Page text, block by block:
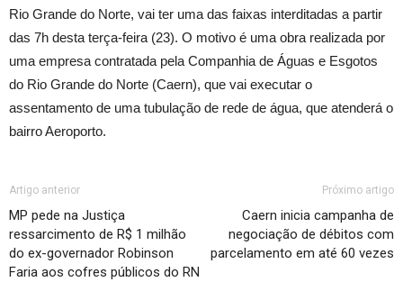
Rio Grande do Norte, vai ter uma das faixas interditadas a partir
das 7h desta terça-feira (23). O motivo é uma obra realizada por
uma empresa contratada pela Companhia de Águas e Esgotos
do Rio Grande do Norte (Caern), que vai executar o
assentamento de uma tubulação de rede de água, que atenderá o
bairro Aeroporto.
Artigo anterior
MP pede na Justiça
ressarcimento de R$ 1 milhão
do ex-governador Robinson
Faria aos cofres públicos do RN
Próximo artigo
Caern inicia campanha de
negociação de débitos com
parcelamento em até 60 vezes